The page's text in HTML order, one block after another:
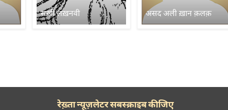
सख़ी लख़नवी असद अली ख़ान क़लक़
रेख़्ता न्यूज़लेटर सबस्क्राइब कीजिए